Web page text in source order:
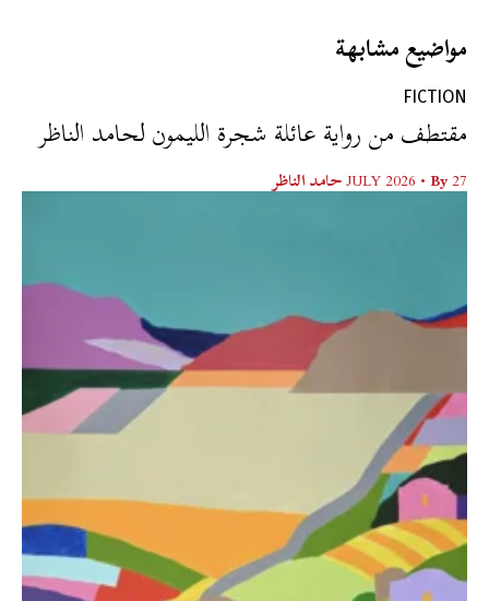
مواضيع مشابهة
FICTION
مقتطف من رواية عائلة شجرة الليمون لحامد الناظر
27 JULY 2026
• By حامد الناظر